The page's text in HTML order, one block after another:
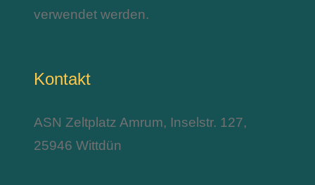
verwendet werden.
Kontakt
ASN Zeltplatz Amrum, Inselstr. 127,
25946 Wittdün